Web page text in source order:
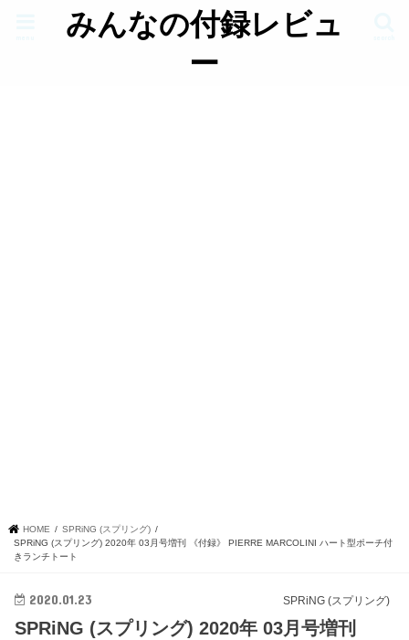
みんなの付録レビュ
ー
HOME
SPRiNG (スプリング)
SPRiNG (スプリング) 2020年 03月号増刊 《付録》 PIERRE MARCOLINI ハート型ポーチ付
きランチトート
SPRiNG (スプリング)
2020.01.23
SPRiNG (スプリング) 2020年 03月号増刊